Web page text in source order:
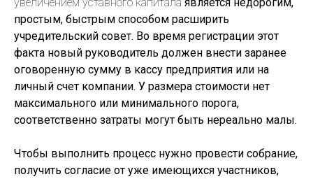
простым, быстрым способом расширить
учредительский совет. Во время регистрации этот
факта новый руководитель должен внести заранее
оговоренную сумму в кассу предприятия или на
личный счет компании. У размера стоимости нет
максимального или минимального порога,
соответственно затраты могут быть нереально малы.
Чтобы выполнить процесс нужно провести собрание,
получить согласие от уже имеющихся участников,